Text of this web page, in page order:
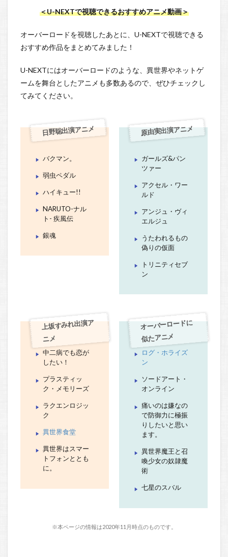
＜U-NEXTで視聴できるおすすめアニメ動画＞
オーバーロードを視聴したあとに、U-NEXTで視聴できる
おすすめ作品をまとめてみました！
U-NEXTにはオーバーロードのような、異世界やネットゲ
ームを舞台としたアニメも多数あるので、ぜひチェックし
てみてください。
日野聡出演アニメ
バクマン。
弱虫ペダル
ハイキュー!!
NARUTO-ナル
ト- 疾風伝
銀魂
原由実出演アニメ
ガールズ&パン
ツァー
アクセル・ワー
ルド
アンジュ・ヴィ
エルジュ
うたわれるもの
偽りの仮面
トリニティセブ
ン
上坂すみれ出演ア
ニメ
中二病でも恋が
したい！
プラスティッ
ク・メモリーズ
ラクエンロジッ
ク
異世界食堂
異世界はスマー
トフォンととも
に。
オーバーロードに
似たアニメ
ログ・ホライズ
ン
ソードアート・
オンライン
痛いのは嫌なの
で防御力に極振
りしたいと思い
ます。
異世界魔王と召
喚少女の奴隷魔
術
七星のスバル
※本ページの情報は2020年11月時点のものです。